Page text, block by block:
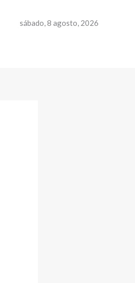
sábado, 8 agosto, 2026